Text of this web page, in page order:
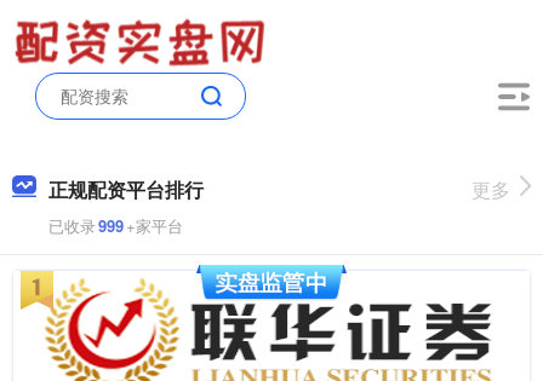
正规配资平台排行
已收录999+家平台
更多